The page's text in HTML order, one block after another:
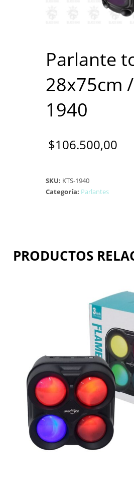
Parlante
28x75cm
1940
$106.500,00
SKU: KTS-1940
Categoría: Parlantes
PRODUCTOS